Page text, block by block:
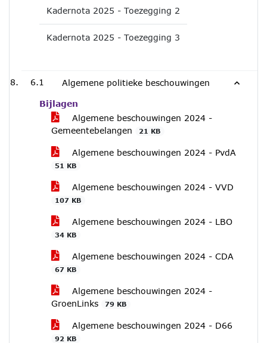
Kadernota 2025 - Toezegging 2
Kadernota 2025 - Toezegging 3
6.1 Algemene politieke beschouwingen
Bijlagen
Algemene beschouwingen 2024 -
Gemeentebelangen
21 KB
Algemene beschouwingen 2024 - PvdA
51 KB
Algemene beschouwingen 2024 - VVD
107 KB
Algemene beschouwingen 2024 - LBO
34 KB
Algemene beschouwingen 2024 - CDA
67 KB
Algemene beschouwingen 2024 -
GroenLinks
79 KB
Algemene beschouwingen 2024 - D66
92 KB